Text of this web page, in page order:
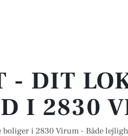
- DIT
I 2830
i 2830 Virum - Både